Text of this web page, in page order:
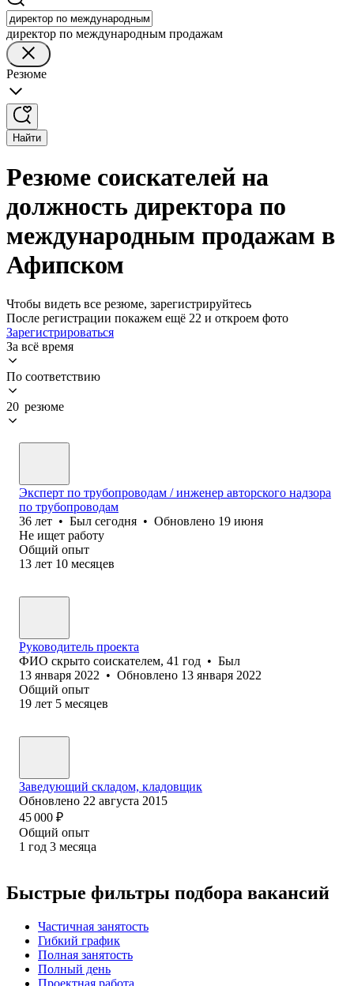
директор по международным продажам
Резюме
Найти
Резюме соискателей на
должность директора по
международным продажам в
Афипском
Чтобы видеть все резюме, зарегистрируйтесь
После регистрации покажем ещё 22 и откроем фото
Зарегистрироваться
За всё время
По соответствию
20 резюме
Эксперт по трубопроводам / инженер авторского надзора
по трубопроводам
36 лет • Был сегодня • Обновлено 19 июня
Не ищет работу
Общий опыт
13 лет 10 месяцев
Руководитель проекта
ФИО скрыто соискателем, 41 год • Был
13 января 2022 • Обновлено 13 января 2022
Общий опыт
19 лет 5 месяцев
Заведующий складом, кладовщик
Обновлено 22 августа 2015
45 000 ₽
Общий опыт
1 год 3 месяца
Быстрые фильтры подбора вакансий
Частичная занятость
Гибкий график
Полная занятость
Полный день
Проектная работа